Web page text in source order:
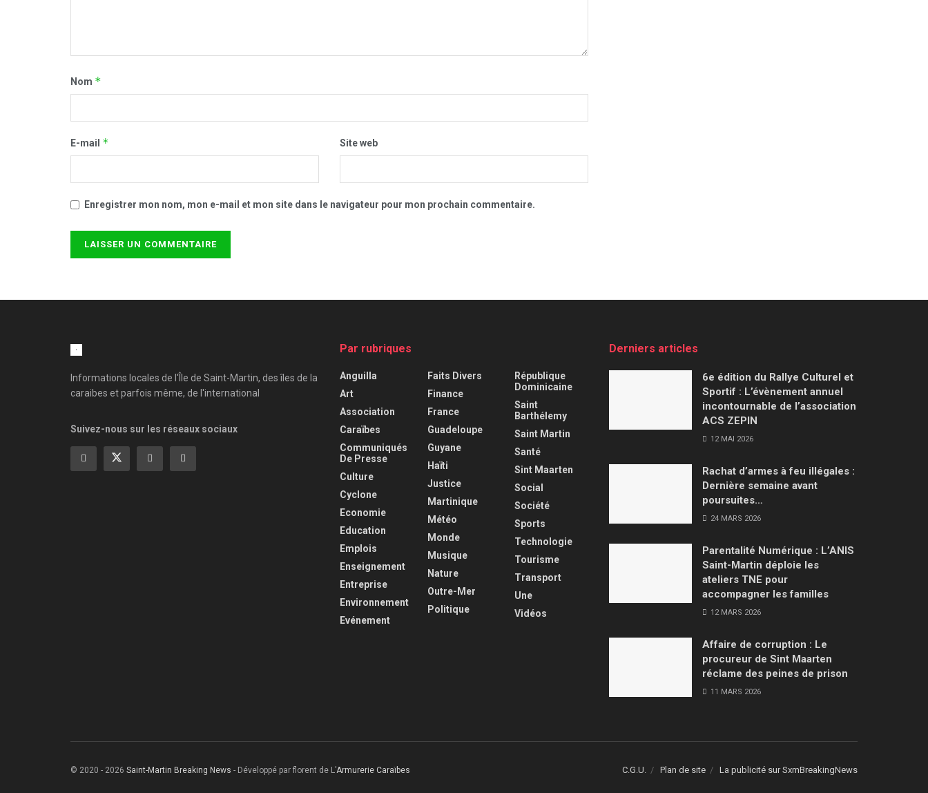
Nom *
E-mail * Site web
Enregistrer mon nom, mon e-mail et mon site dans le navigateur pour mon prochain commentaire.
Informations locales de l'Île de Saint-Martin, des îles de la
caraibes et parfois même, de l'international
Suivez-nous sur les réseaux sociaux
Par rubriques
Anguilla
Art
Association
Caraïbes
Communiqués
De Presse
Culture
Cyclone
Economie
Education
Emplois
Enseignement
Entreprise
Environnement
Evénement
Faits Divers
Finance
France
Guadeloupe
Guyane
Haïti
Justice
Martinique
Météo
Monde
Musique
Nature
Outre-Mer
Politique
République
Dominicaine
Saint
Barthélemy
Saint Martin
Santé
Sint Maarten
Social
Société
Sports
Technologie
Tourisme
Transport
Une
Vidéos
Derniers articles
6e édition du Rallye Culturel et
Sportif : L’évènement annuel
incontournable de l’association
ACS ZEPIN
12 MAI 2026
Rachat d’armes à feu illégales :
Dernière semaine avant
poursuites…
24 MARS 2026
Parentalité Numérique : L’ANIS
Saint-Martin déploie les
ateliers TNE pour
accompagner les familles
12 MARS 2026
Affaire de corruption : Le
procureur de Sint Maarten
réclame des peines de prison
11 MARS 2026
C.G.U. Plan de site La publicité sur SxmBreakingNews
© 2020 - 2026 Saint-Martin Breaking News - Développé par florent de L'Armurerie Caraïbes